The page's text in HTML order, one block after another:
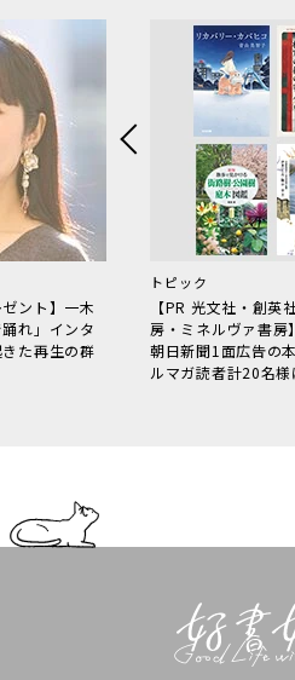
ント】一木
れ」インタ
た再生の群
トピック
【PR 光文社・創英
房・ミネルヴァ書房
朝日新聞1面広告の
ルマガ読者計20名様